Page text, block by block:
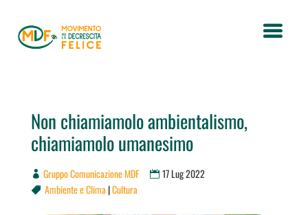
Non chiamiamolo ambientalismo,
chiamiamolo umanesimo
Gruppo Comunicazione MDF 17 Lug 2022
 Ambiente e Clima |Cultura